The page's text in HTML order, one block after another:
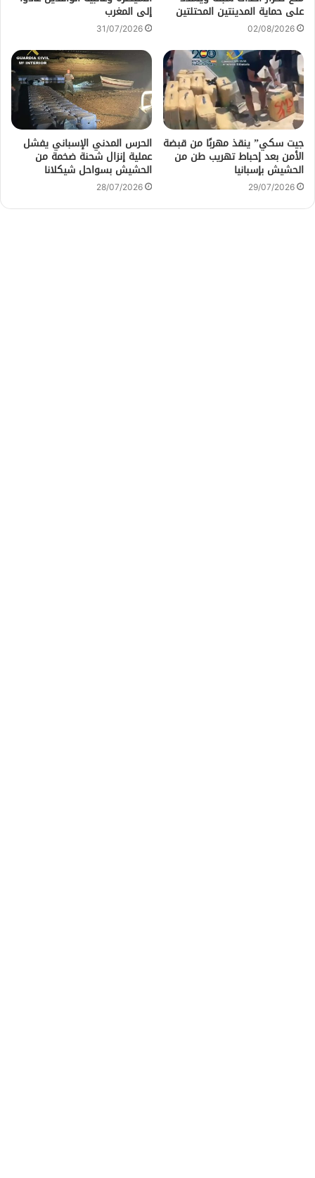
على حماية المدينتين المحتلتين
02/08/2026
إلى المغرب
31/07/2026
جيت سكي” ينقذ مهربًا من قبضة
الأمن بعد إحباط تهريب طن من
الحشيش بإسبانيا
29/07/2026
الحرس المدني الإسباني يفشل
عملية إنزال شحنة ضخمة من
الحشيش بسواحل شيكلانا
28/07/2026